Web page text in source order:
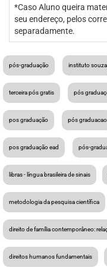
*Caso Aluno queira
seu endereço, pelos
separadamente.
pós-graduação instituto souza
terceira pós gratis pós
pos graduação pós graduacao
pos graduação ead pós-
libras - língua brasileira de sinais
metodologia da pesquisa científica
direito de família contemporâneo:
direitos humanos fundamentais